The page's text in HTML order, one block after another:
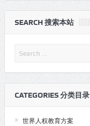
SEARCH 搜索本站
CATEGORIES 分类目录
世界人权教育方案